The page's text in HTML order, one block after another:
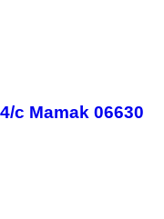
c Mamak 06630